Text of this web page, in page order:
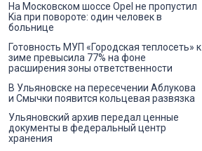
На Московском шоссе Opel не пропустил
Kia при повороте: один человек в
больнице
Готовность МУП «Городская теплосеть» к
зиме превысила 77% на фоне
расширения зоны ответственности
В Ульяновске на пересечении Аблукова
и Смычки появится кольцевая развязка
Ульяновский архив передал ценные
документы в федеральный центр
хранения